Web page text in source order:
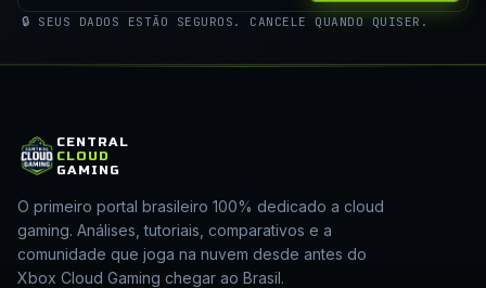
🔒 SEUS DADOS ESTÃO SEGUROS. CANCELE QUANDO QUISER.
CENTRAL
CLOUD
GAMING
O primeiro portal brasileiro 100% dedicado a cloud
gaming. Análises, tutoriais, comparativos e a
comunidade que joga na nuvem desde antes do
Xbox Cloud Gaming chegar ao Brasil.